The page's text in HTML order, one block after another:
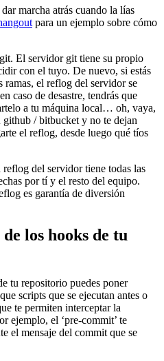
marcha atrás cuando la lías
para un ejemplo sobre cómo
El servidor git tiene su propio
con el tuyo. De nuevo, si estás
ramas, el reflog del servidor se
caso de desastre, tendrás que
a tu máquina local… oh, vaya,
github / bitbucket y no te dejan
el reflog, desde luego qué tíos
del servidor tiene todas las
por tí y el resto del equipo.
es garantía de diversión
los hooks de tu
tu repositorio puedes poner
scripts que se ejecutan antes o
te permiten interceptar la
ejemplo, el ‘pre-commit’ te
el mensaje del commit que se